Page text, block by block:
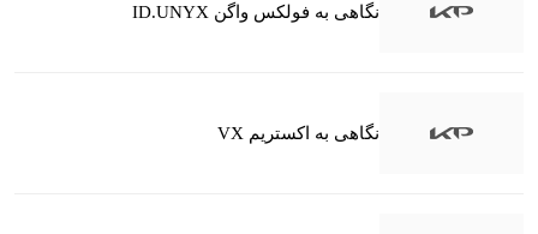
نگاهی به فولکس واگن ID.UNYX
نگاهی به اکستریم VX